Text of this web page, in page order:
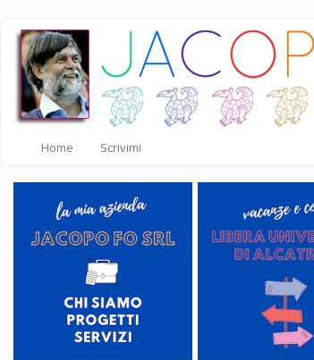
Salta
contenuto
principale
Home Scrivimi